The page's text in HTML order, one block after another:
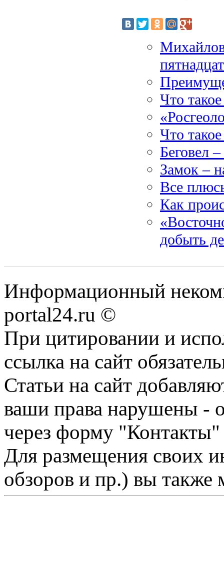
Что
Что
Беговел
Замок –
Все
Как
добыть
Информационный
portal24.ru ©
При цитировании и
ссылка на сайт
Статьи на сайт
ваши права нарушены -
через форму "Контакты"
Для размещения своих
обзоров и пр.) вы также